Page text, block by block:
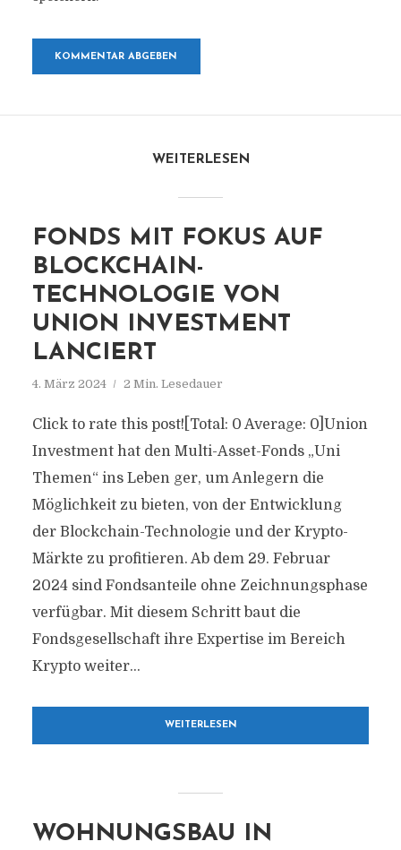
WEITERLESEN
FONDS MIT FOKUS AUF
BLOCKCHAIN-
TECHNOLOGIE VON
UNION INVESTMENT
LANCIERT
4. März 2024 2 Min. Lesedauer
Click to rate this post![Total: 0 Average: 0]Union
Investment hat den Multi-Asset-Fonds „Uni
Themen“ ins Leben ger, um Anlegern die
Möglichkeit zu bieten, von der Entwicklung
der Blockchain-Technologie und der Krypto-
Märkte zu profitieren. Ab dem 29. Februar
2024 sind Fondsanteile ohne Zeichnungsphase
verfügbar. Mit diesem Schritt baut die
Fondsgesellschaft ihre Expertise im Bereich
Krypto weiter...
WEITERLESEN
WOHNUNGSBAU IN